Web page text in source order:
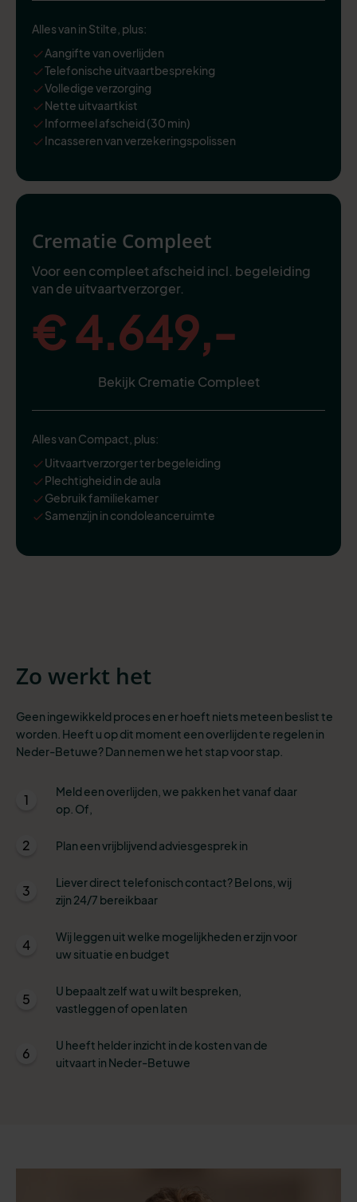
Alles van in Stilte, plus:
Aangifte van overlijden
Telefonische uitvaartbespreking
Volledige verzorging
Nette uitvaartkist
Informeel afscheid (30 min)
Incasseren van verzekeringspolissen
Crematie Compleet
Voor een compleet afscheid incl. begeleiding
van de uitvaartverzorger.
€ 4.649,-
Bekijk Crematie Compleet
Alles van Compact, plus:
Uitvaartverzorger ter begeleiding
Plechtigheid in de aula
Gebruik familiekamer
Samenzijn in condoleanceruimte
Zo werkt het
Geen ingewikkeld proces en er hoeft niets meteen beslist te
worden. Heeft u op dit moment een overlijden te regelen in
Neder-Betuwe? Dan nemen we het stap voor stap.
1
Meld een overlijden, we pakken het vanaf daar
op. Of,
2 Plan een vrijblijvend adviesgesprek in
3
Liever direct telefonisch contact? Bel ons, wij
zijn 24/7 bereikbaar
4
Wij leggen uit welke mogelijkheden er zijn voor
uw situatie en budget
5
U bepaalt zelf wat u wilt bespreken,
vastleggen of open laten
6
U heeft helder inzicht in de kosten van de
uitvaart in Neder-Betuwe